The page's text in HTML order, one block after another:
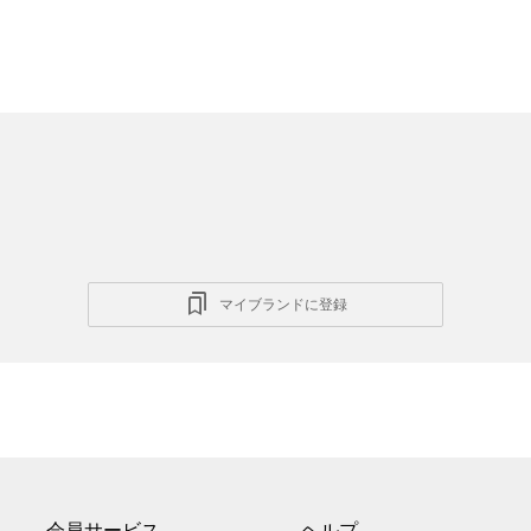
マイブランドに登録